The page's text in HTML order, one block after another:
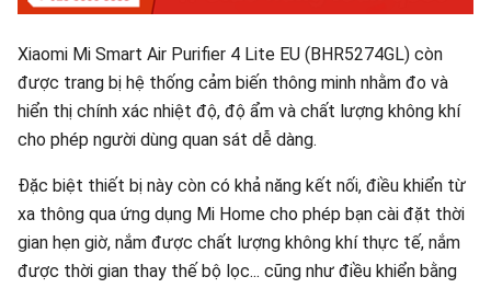
Xiaomi Mi Smart Air Purifier 4 Lite EU (BHR5274GL) còn
được trang bị hệ thống cảm biến thông minh nhằm đo và
hiển thị chính xác nhiệt độ, độ ẩm và chất lượng không khí
cho phép người dùng quan sát dễ dàng.
Đặc biệt thiết bị này còn có khả năng kết nối, điều khiển từ
xa thông qua ứng dụng Mi Home cho phép bạn cài đặt thời
gian hẹn giờ, nắm được chất lượng không khí thực tế, nắm
được thời gian thay thế bộ lọc... cũng như điều khiển bằng